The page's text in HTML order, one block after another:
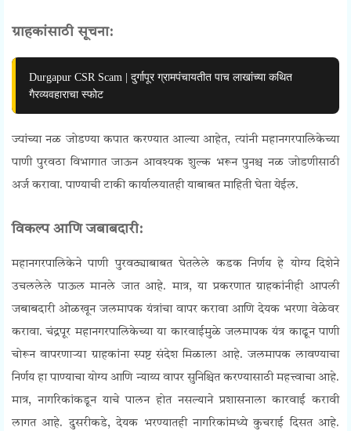
ग्राहकांसाठी सूचना:
Durgapur CSR Scam | दुर्गापूर ग्रामपंचायतीत पाच लाखांच्या कथित
गैरव्यवहाराचा स्फोट
ज्यांच्या नळ जोडण्या कपात करण्यात आल्या आहेत, त्यांनी महानगरपालिकेच्या
पाणी पुरवठा विभागात जाऊन आवश्यक शुल्क भरून पुनश्च नळ जोडणीसाठी
अर्ज करावा. पाण्याची टाकी कार्यालयातही याबाबत माहिती घेता येईल.
विकल्प आणि जबाबदारी:
महानगरपालिकेने पाणी पुरवठ्याबाबत घेतलेले कडक निर्णय हे योग्य दिशेने
उचललेले पाऊल मानले जात आहे. मात्र, या प्रकरणात ग्राहकांनीही आपली
जबाबदारी ओळखून जलमापक यंत्रांचा वापर करावा आणि देयक भरणा वेळेवर
करावा.चंद्रपूर महानगरपालिकेच्या या कारवाईमुळे जलमापक यंत्र काढून पाणी
चोरून वापरणाऱ्या ग्राहकांना स्पष्ट संदेश मिळाला आहे. जलमापक लावण्याचा
निर्णय हा पाण्याचा योग्य आणि न्याय्य वापर सुनिश्चित करण्यासाठी महत्त्वाचा आहे.
मात्र, नागरिकांकडून याचे पालन होत नसल्याने प्रशासनाला कारवाई करावी
लागत आहे.दुसरीकडे, देयक भरण्यातही नागरिकांमध्ये कुचराई दिसत आहे.